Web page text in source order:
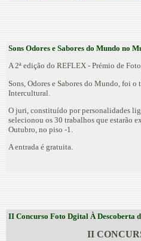
Sons Odores e Sabores do Mundo no
A 2ª edição do REFLEX - Prémio de
Sons, Odores e Sabores do Mundo, foi
Intercultural.
O juri, constituído por personalidades
selecionou os 30 trabalhos que estarão
Outubro, no piso -1.
A entrada é gratuita.
II Concurso Foto Dgital À Descoberta
II